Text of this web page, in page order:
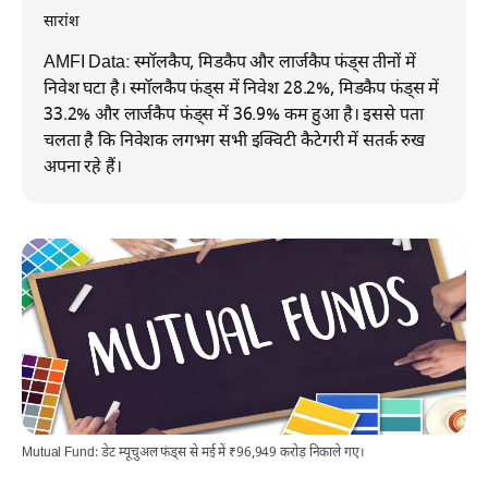
सारांश
AMFI Data: स्मॉलकैप, मिडकैप और लार्जकैप फंड्स तीनों में
निवेश घटा है। स्मॉलकैप फंड्स में निवेश 28.2%, मिडकैप फंड्स में
33.2% और लार्जकैप फंड्स में 36.9% कम हुआ है। इससे पता
चलता है कि निवेशक लगभग सभी इक्विटी कैटेगरी में सतर्क रुख
अपना रहे हैं।
Mutual Fund: डेट म्यूचुअल फंड्स से मई में ₹96,949 करोड़ निकाले गए।